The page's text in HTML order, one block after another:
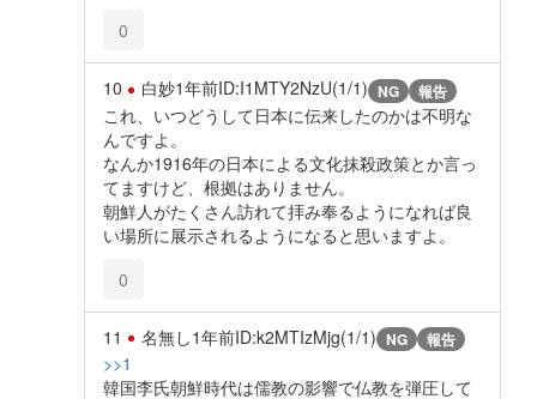
0
10 白妙1年前ID:I1MTY2NzU(1/1) NG 報告
これ、いつどうして日本に伝来したのかは不明な
んですよ。
なんか1916年の日本による文化抹殺政策とか言っ
てますけど、根拠はありません。
朝鮮人がたくさん訪れて拝み奉るようになれば良
い場所に展示されるようになると思いますよ。
0
11 名無し1年前ID:k2MTIzMjg(1/1) NG 報告
>>1
韓国李氏朝鮮時代は儒教の影響で仏教を弾圧して